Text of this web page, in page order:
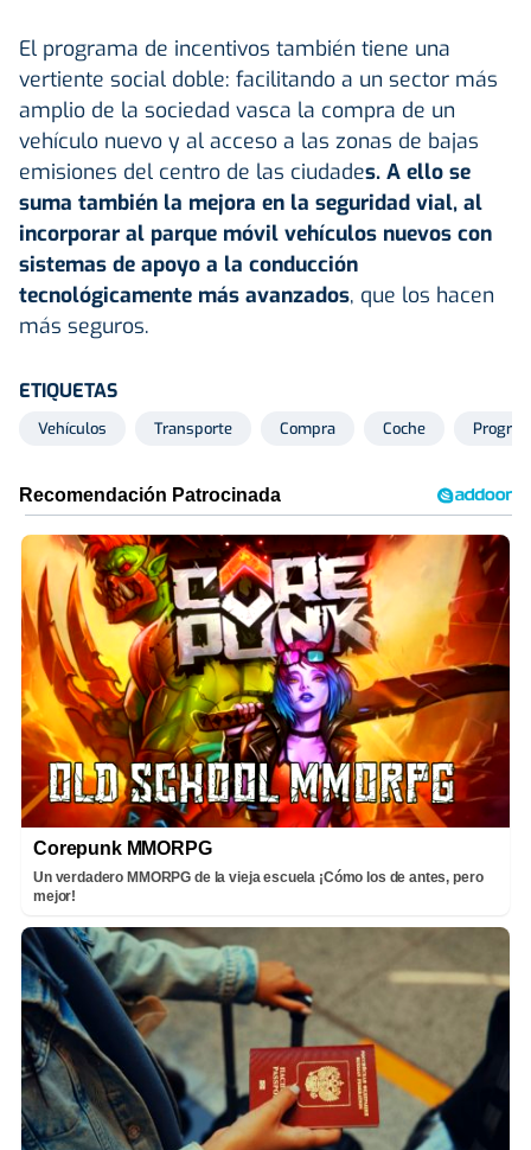
El programa de incentivos también tiene una
vertiente social doble: facilitando a un sector más
amplio de la sociedad vasca la compra de un
vehículo nuevo y al acceso a las zonas de bajas
emisiones del centro de las ciudades. A ello se
suma también la mejora en la seguridad vial, al
incorporar al parque móvil vehículos nuevos con
sistemas de apoyo a la conducción
tecnológicamente más avanzados, que los hacen
más seguros.
ETIQUETAS
Vehículos Transporte Compra Coche
Corepunk MMORPG
Un verdadero MMORPG de la vieja escuela ¡Cómo los de antes, pero
mejor!